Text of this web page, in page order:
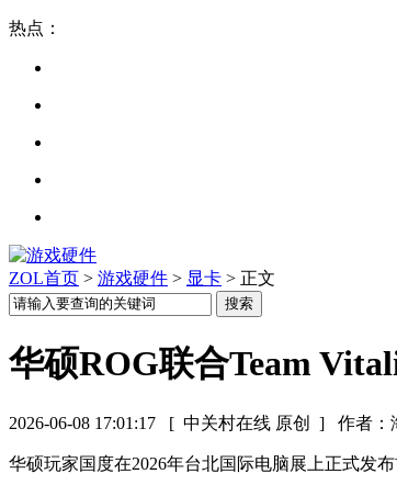
热点：
ZOL首页 > 游戏硬件 > 显卡 > 正文
华硕ROG联合Team
2026-06-08 17:01:17 [ 中关村在线 原创 ] 作者：
华硕玩家国度在2026年台北国际电脑展上正式发